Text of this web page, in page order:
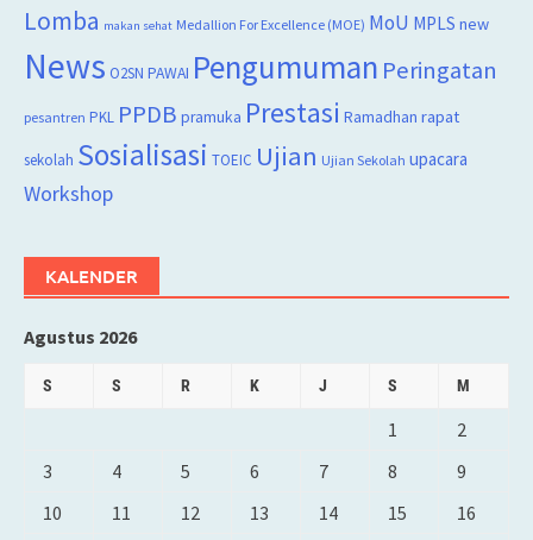
Lomba makan sehat Medallion For Excellence (MOE) MoU MPLS new
News O2SN PAWAI Pengumuman Peringatan
pesantren PKL PPDB pramuka Prestasi Ramadhan rapat
sekolah Sosialisasi TOEIC Ujian Ujian Sekolah upacara
Workshop
KALENDER
Agustus 2026
S S R K J S M
1
2
3
4 5 6 7 8
9
10
11 12 13 14 15
16